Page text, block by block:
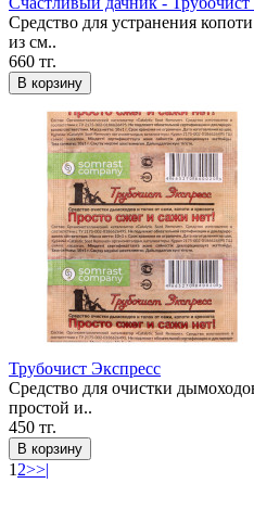
Средство для устранения
из см..
660 тг.
В корзину
Трубочист Экспресс
Средство для очистки
простой и..
450 тг.
В корзину
1 2>>|